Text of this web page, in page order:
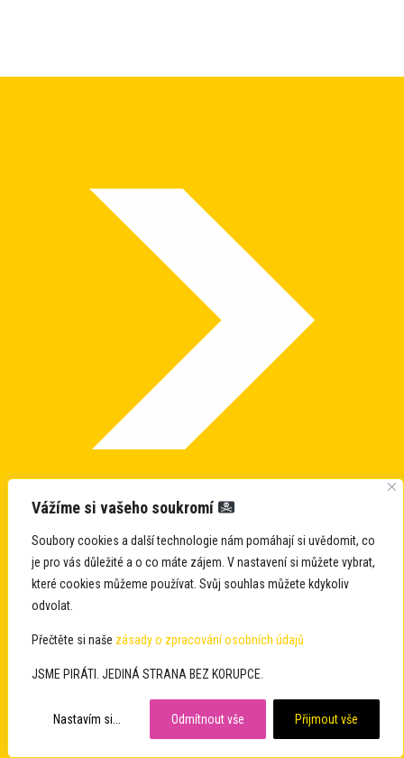
Vážíme si vašeho soukromí
Soubory cookies a další technologie nám pomáhají si uvědomit, co
je pro vás důležité a o co máte zájem. V nastavení si můžete vybrat,
které cookies můžeme používat. Svůj souhlas můžete kdykoliv
odvolat.
Přečtěte si naše zásady o zpracování osobních údajů
JSME PIRÁTI. JEDINÁ STRANA BEZ KORUPCE.
Nastavím si... Odmítnout vše Přijmout vše
Školství, vzdělávání
a sport
Kvalitní a dostupné vzdělání pro
všechny: Zajistíme, aby všechny
děti měly přístup ke kvalitnímu
vzdělání bez ohledu na své sociální